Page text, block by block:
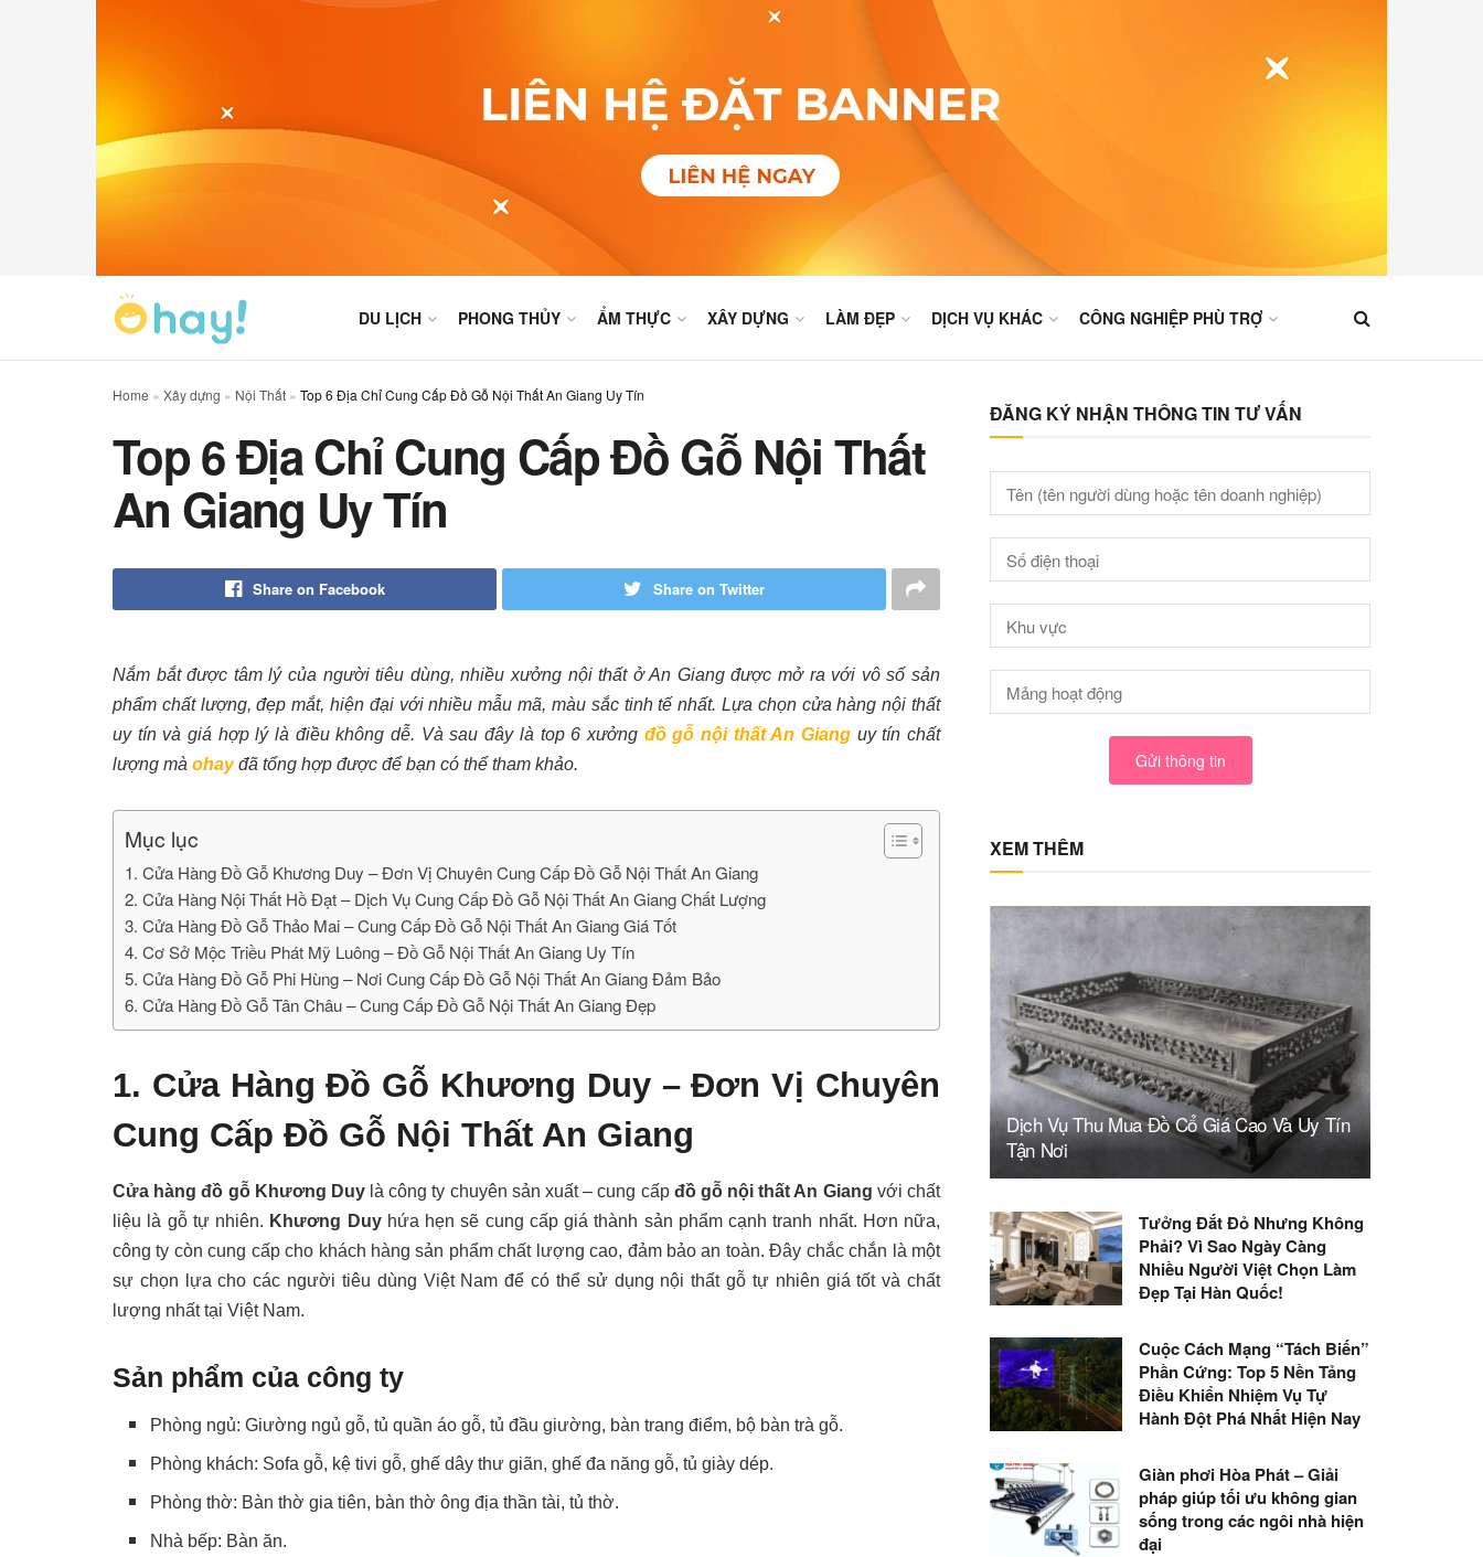
DU LỊCH PHONG THỦY ẨM THỰC XÂY DỰNG LÀM ĐẸP DỊCH VỤ KHÁC CÔNG NGHIỆP PHÙ TRỢ
Home » Xây dựng » Nội Thất » Top 6 Địa Chỉ Cung Cấp Đồ Gỗ Nội Thất An Giang Uy Tín
Top 6 Địa Chỉ Cung Cấp Đồ Gỗ Nội Thất
An Giang Uy Tín
Share on Facebook Share on Twitter
Nắm bắt được tâm lý của người tiêu dùng, nhiều xưởng nội thất ở An Giang được mở ra với vô số sản
phẩm chất lượng, đẹp mắt, hiện đại với nhiều mẫu mã, màu sắc tinh tế nhất. Lựa chọn cửa hàng nội thất
uy tín và giá hợp lý là điều không dễ. Và sau đây là top 6 xưởng đồ gỗ nội thất An Gianguy tín chất
lượng mà ohayđã tổng hợp được để bạn có thể tham khảo.
Mục lục
1. Cửa Hàng Đồ Gỗ Khương Duy – Đơn Vị Chuyên Cung Cấp Đồ Gỗ Nội Thất An Giang
2. Cửa Hàng Nội Thất Hồ Đạt – Dịch Vụ Cung Cấp Đồ Gỗ Nội Thất An Giang Chất Lượng
3. Cửa Hàng Đồ Gỗ Thảo Mai – Cung Cấp Đồ Gỗ Nội Thất An Giang Giá Tốt
4. Cơ Sở Mộc Triều Phát Mỹ Luông – Đồ Gỗ Nội Thất An Giang Uy Tín
5. Cửa Hàng Đồ Gỗ Phi Hùng – Nơi Cung Cấp Đồ Gỗ Nội Thất An Giang Đảm Bảo
6. Cửa Hàng Đồ Gỗ Tân Châu – Cung Cấp Đồ Gỗ Nội Thất An Giang Đẹp
1. Cửa Hàng Đồ Gỗ Khương Duy – Đơn Vị Chuyên
Cung Cấp Đồ Gỗ Nội Thất An Giang
Cửa hàng đồ gỗ Khương Duylà công ty chuyên sản xuất – cung cấp đồ gỗ nội thất An Giang với chất
liệu là gỗ tự nhiên. Khương Duyhứa hẹn sẽ cung cấp giá thành sản phẩm cạnh tranh nhất. Hơn nữa,
công ty còn cung cấp cho khách hàng sản phẩm chất lượng cao, đảm bảo an toàn. Đây chắc chắn là một
sự chọn lựa cho các người tiêu dùng Việt Nam để có thể sử dụng nội thất gỗ tự nhiên giá tốt và chất
lượng nhất tại Việt Nam.
Sản phẩm của công ty
Phòng ngủ: Giường ngủ gỗ, tủ quần áo gỗ, tủ đầu giường, bàn trang điểm, bộ bàn trà gỗ.
Phòng khách: Sofa gỗ, kệ tivi gỗ, ghế dây thư giãn, ghế đa năng gỗ, tủ giày dép.
Phòng thờ: Bàn thờ gia tiên, bàn thờ ông địa thần tài, tủ thờ.
Nhà bếp: Bàn ăn.
ĐĂNG KÝ NHẬN THÔNG TIN TƯ VẤN
Gửi thông tin
XEM THÊM
Dịch Vụ Thu Mua Đồ Cổ Giá Cao Và Uy Tín
Tận Nơi
Tưởng Đắt Đỏ Nhưng Không
Phải? Vì Sao Ngày Càng
Nhiều Người Việt Chọn Làm
Đẹp Tại Hàn Quốc!
Cuộc Cách Mạng “Tách Biến”
Phần Cứng: Top 5 Nền Tảng
Điều Khiển Nhiệm Vụ Tự
Hành Đột Phá Nhất Hiện Nay
Giàn phơi Hòa Phát – Giải
pháp giúp tối ưu không gian
sống trong các ngôi nhà hiện
đại